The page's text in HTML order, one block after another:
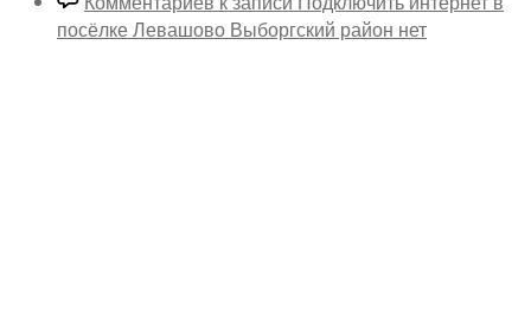
посёлке Левашово Выборгский район нет